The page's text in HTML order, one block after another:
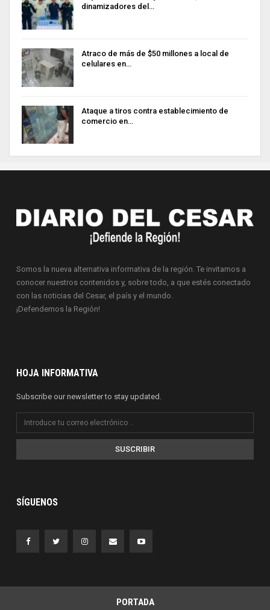
dinamizadores del…
Atraco de más de $50 millones a local de
celulares en…
Ataque a tiros contra establecimiento de
comercio en…
Somos la nueva alternativa informativa de la región. Te invitamos a
conocer nuestros contenidos y, sobre todo, a que estés conectado
con las noticias del Cesar, el país y el mundo.
¡Defendemos la Región!
HOJA INFORMATIVA
Subscribe our newsletter to stay updated.
SUSCRIBIR
SÍGUENOS
PORTADA